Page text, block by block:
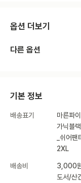
옵션 더보기
다른 옵션
기본 정보
배송표기
마른파
가닉블
_쉬어
2XL
배송비
3,000
도서/산